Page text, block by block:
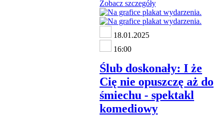
Zobacz szczegóły
18.01.2025
16:00
Ślub doskonały: I że
Cię nie opuszczę aż do
śmiechu - spektakl
komediowy